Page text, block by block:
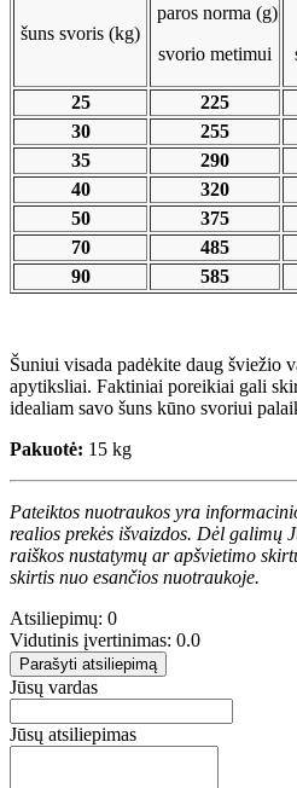
šuns svoris (kg)
paros norma (g)
svorio metimui
25 225
30
255
35
290
40
320
50
375
70
485
90
585
Šuniui visada padėkite daug šviežio
apytiksliai. Faktiniai poreikiai gali
idealiam savo šuns kūno svoriui
Pakuotė: 15 kg
Pateiktos nuotraukos yra
realios prekės išvaizdos. Dėl galimų
raiškos nustatymų ar apšvietimo
skirtis nuo esančios nuotraukoje.
Atsiliepimų: 0
Vidutinis įvertinimas: 0.0
Parašyti atsiliepimą
Jūsų vardas
Jūsų atsiliepimas